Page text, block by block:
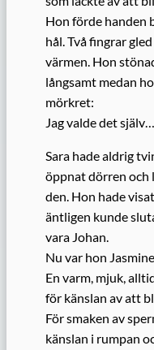
Hon förde handen
hål. Två fingrar
värmen. Hon
långsamt medan
mörkret:
Jag valde det själv…
Sara hade aldrig
öppnat dörren och
den. Hon hade
äntligen kunde
vara Johan.
Nu var hon
En varm, mjuk,
för känslan av att
För smaken av
känslan i rumpan